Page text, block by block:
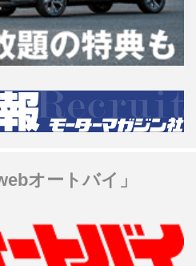
オートバイ」